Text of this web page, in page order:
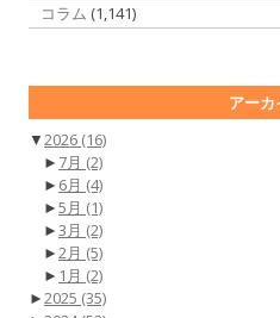
コラム (1,141)
アーカ
▼2026 (16)
► 7月 (2)
► 6月 (4)
►5月 (1)
►3月 (2)
►2月 (5)
► 1月 (2)
►2025 (35)